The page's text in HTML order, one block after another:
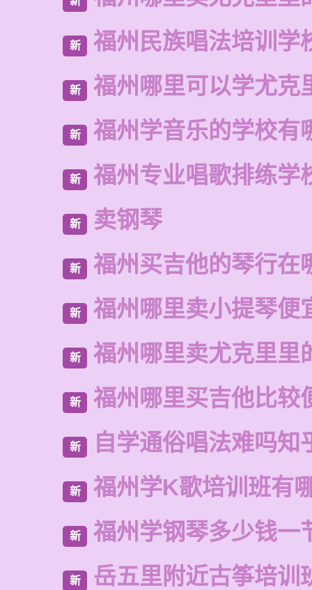
新 福州民族唱法培训学
新 福州哪里可以学尤克
新 福州学音乐的学校有
新 福州专业唱歌排练学
新 卖钢琴
新 福州买吉他的琴行在
新 福州哪里卖小提琴便
新 福州哪里卖尤克里里
新 福州哪里买吉他比较
新 自学通俗唱法难吗知
新 福州学K歌培训班有
新 福州学钢琴多少钱一
新 岳五里附近古筝培训